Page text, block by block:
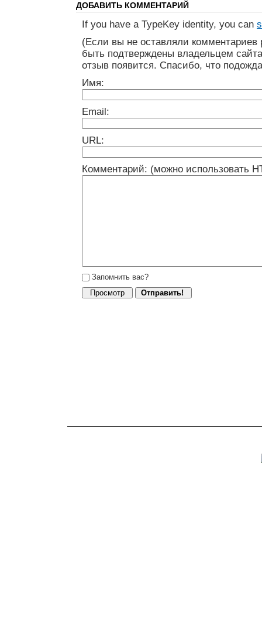
ДОБАВИТЬ КОММЕНТАРИЙ
If you have a TypeKey identity, you can
(Если вы не оставляли
быть подтверждены владельцем
отзыв появится. Спасибо, что
Имя:
Email:
URL:
Комментарий: (можно использовать
Запомнить вас?